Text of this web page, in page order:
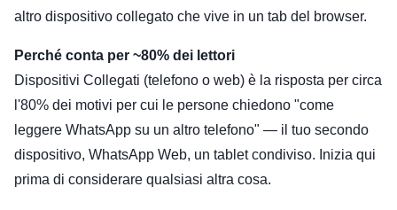
altro dispositivo collegato che vive in un tab del browser.
Perché conta per ~80% dei lettori
Dispositivi Collegati (telefono o web) è la risposta per circa
l'80% dei motivi per cui le persone chiedono "come
leggere WhatsApp su un altro telefono" — il tuo secondo
dispositivo, WhatsApp Web, un tablet condiviso. Inizia qui
prima di considerare qualsiasi altra cosa.